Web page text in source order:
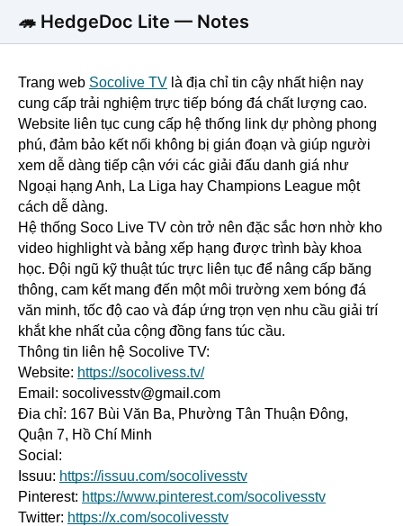
🦔 HedgeDoc Lite — Notes
Trang web Socolive TV là địa chỉ tin cậy nhất hiện nay
cung cấp trải nghiệm trực tiếp bóng đá chất lượng cao.
Website liên tục cung cấp hệ thống link dự phòng phong
phú, đảm bảo kết nối không bị gián đoạn và giúp người
xem dễ dàng tiếp cận với các giải đấu danh giá như
Ngoại hạng Anh, La Liga hay Champions League một
cách dễ dàng.
Hệ thống Soco Live TV còn trở nên đặc sắc hơn nhờ kho
video highlight và bảng xếp hạng được trình bày khoa
học. Đội ngũ kỹ thuật túc trực liên tục để nâng cấp băng
thông, cam kết mang đến một môi trường xem bóng đá
văn minh, tốc độ cao và đáp ứng trọn vẹn nhu cầu giải trí
khắt khe nhất của cộng đồng fans túc cầu.
Thông tin liên hệ Socolive TV:
Website: https://socolivess.tv/
Email: socolivesstv@gmail.com
Đia chỉ: 167 Bùi Văn Ba, Phường Tân Thuận Đông,
Quận 7, Hồ Chí Minh
Social:
Issuu: https://issuu.com/socolivesstv
Pinterest: https://www.pinterest.com/socolivesstv
Twitter: https://x.com/socolivesstv